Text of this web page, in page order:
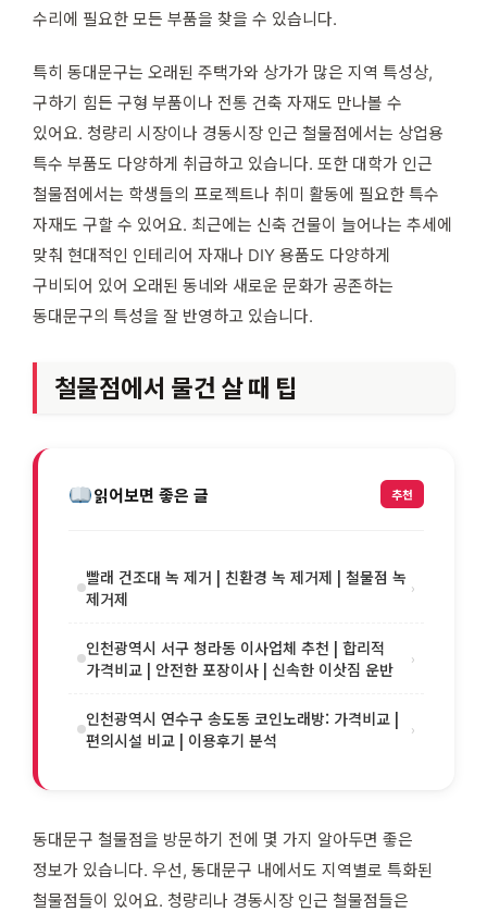
수리에 필요한 모든 부품을 찾을 수 있습니다.
특히 동대문구는 오래된 주택가와 상가가 많은 지역 특성상,
구하기 힘든 구형 부품이나 전통 건축 자재도 만나볼 수
있어요. 청량리 시장이나 경동시장 인근 철물점에서는 상업용
특수 부품도 다양하게 취급하고 있습니다. 또한 대학가 인근
철물점에서는 학생들의 프로젝트나 취미 활동에 필요한 특수
자재도 구할 수 있어요. 최근에는 신축 건물이 늘어나는 추세에
맞춰 현대적인 인테리어 자재나 DIY 용품도 다양하게
구비되어 있어 오래된 동네와 새로운 문화가 공존하는
동대문구의 특성을 잘 반영하고 있습니다.
철물점에서 물건 살 때 팁
읽어보면 좋은 글 추천
빨래 건조대 녹 제거 | 친환경 녹 제거제 | 철물점 녹
제거제
›
인천광역시 서구 청라동 이사업체 추천 | 합리적
가격비교 | 안전한 포장이사 | 신속한 이삿짐 운반
›
인천광역시 연수구 송도동 코인노래방: 가격비교 |
편의시설 비교 | 이용후기 분석
›
동대문구 철물점을 방문하기 전에 몇 가지 알아두면 좋은
정보가 있습니다. 우선, 동대문구 내에서도 지역별로 특화된
철물점들이 있어요. 청량리나 경동시장 인근 철물점들은